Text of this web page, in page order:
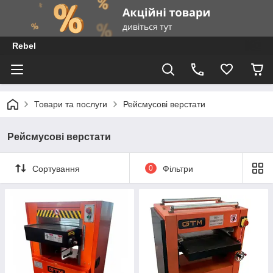
Rebel
Товари та послуги Рейсмусові верстати
Рейсмусові верстати
Сортування 0 Фільтри